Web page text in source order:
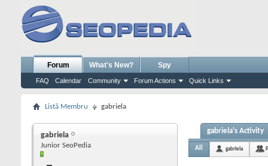
Forum
FAQ Calendar Community Forum Actions Quick Links
What's New? Spy
Listă Membru gabriela
gabriela
Junior SeoPedia
gabriela's Activity
All gabriela